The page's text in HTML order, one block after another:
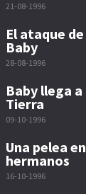
21-08-1996
El ataque de
Baby
28-08-1996
Baby llega a
Tierra
09-10-1996
Una pelea
hermanos
16-10-1996